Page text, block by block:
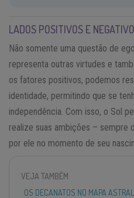
LADOS POSITIVOS E
Não somente uma questão de
representa outras virtudes e
os fatores positivos, podemos
identidade, permitindo que se
independência. Com isso, o Sol
realize suas ambições – sempre
por ele no momento de seu
VEJA TAMBÉM
OS DECANATOS NO MAPA